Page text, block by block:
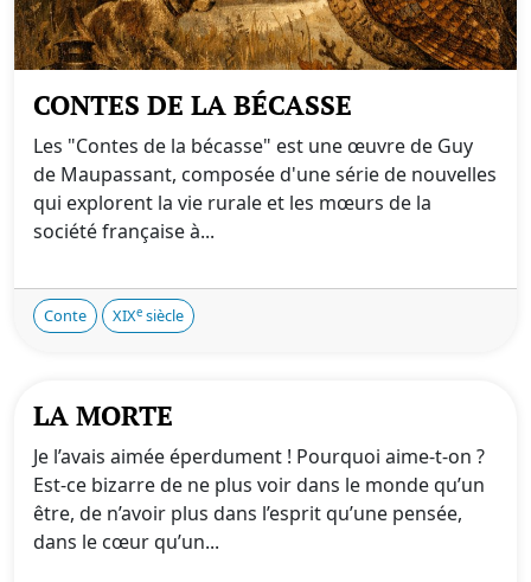
CONTES DE LA BÉCASSE
Les "Contes de la bécasse" est une œuvre de Guy
de Maupassant, composée d'une série de nouvelles
qui explorent la vie rurale et les mœurs de la
société française à...
Conte XIXe siècle
LA MORTE
Je l’avais aimée éperdument ! Pourquoi aime-t-on ?
Est-ce bizarre de ne plus voir dans le monde qu’un
être, de n’avoir plus dans l’esprit qu’une pensée,
dans le cœur qu’un...